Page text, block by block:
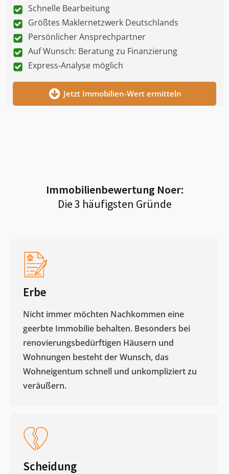
Schnelle Bearbeitung
Größtes Maklernetzwerk Deutschlands
Persönlicher Ansprechpartner
Auf Wunsch: Beratung zu Finanzierung
Express-Analyse möglich
Jetzt Immobilien-Wert ermitteln
Immobilienbewertung Noer:
Die 3 häufigsten Gründe
Erbe
Nicht immer möchten Nachkommen eine
geerbte Immobilie behalten. Besonders bei
renovierungsbedürftigen Häusern und
Wohnungen besteht der Wunsch, das
Wohneigentum schnell und unkompliziert zu
veräußern. ​
Scheidung